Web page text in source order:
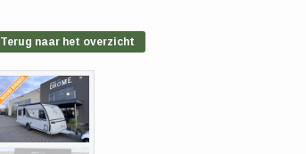
Terug naar het overzicht